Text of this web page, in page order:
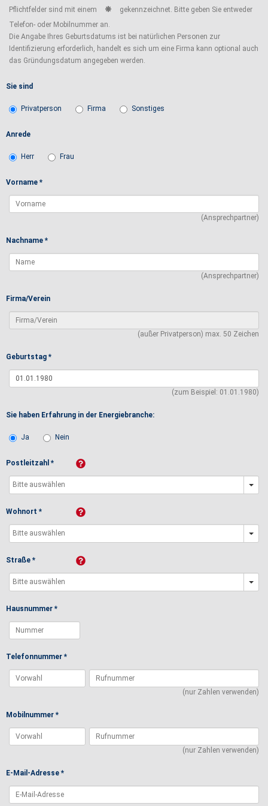
Pflichtfelder sind mit einem
gekennzeichnet. Bitte geben Sie entweder
Telefon- oder Mobilnummer an.
Die Angabe Ihres Geburtsdatums ist bei natürlichen Personen zur
Identifizierung erforderlich, handelt es sich um eine Firma kann optional auch
das Gründungsdatum angegeben werden.
Sie sind
Privatperson Firma Sonstiges
Anrede
Herr Frau
Vorname *
(Ansprechpartner)
Nachname *
(Ansprechpartner)
Firma/Verein
(außer Privatperson) max. 50 Zeichen
Geburtstag *
(zum Beispiel: 01.01.1980)
Sie haben Erfahrung in der Energiebranche:
Ja Nein
Postleitzahl *
Wohnort *
Straße *
Hausnummer *
Telefonnummer *
(nur Zahlen verwenden)
Mobilnummer *
(nur Zahlen verwenden)
E-Mail-Adresse *